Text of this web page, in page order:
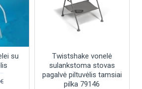
su
Twistshake vonelė
sulankstoma stovas
pagalvė piltuvėlis tamsiai
pilka 79146